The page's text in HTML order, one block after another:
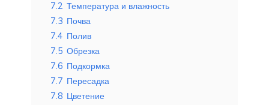
7.2 Температура и влажность
7.3 Почва
7.4 Полив
7.5 Обрезка
7.6 Подкормка
7.7 Пересадка
7.8 Цветение